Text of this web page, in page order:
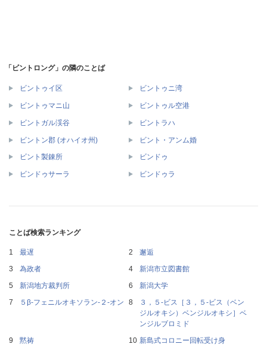
「ビントロング」の隣のことば
ビントゥイ区 ビントゥニ湾
ビントゥマニ山 ビントゥル空港
ビントガル渓谷 ビントラハ
ビントン郡 (オハイオ州) ビント・アンム婚
ビント製錬所 ビンドゥ
ビンドゥサーラ ビンドゥラ
ことば検索ランキング
最遅
邂逅
為政者
新潟市立図書館
新潟地方裁判所
新潟大学
５β‐フェニルオキソラン‐２‐オン
３，５‐ビス［３，５‐ビス（ベン
ジルオキシ）ベンジルオキシ］ベ
ンジルブロミド
黙祷
新島式コロニー回転受け身